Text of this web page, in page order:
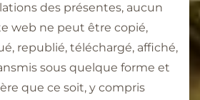
des présentes, aucun
web ne peut être copié,
republié, téléchargé, affiché,
sous quelque forme et
que ce soit, y compris